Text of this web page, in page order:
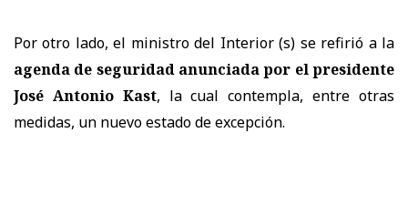
Por otro lado, el ministro del Interior (s) se refirió a la
agenda de seguridad anunciada por el presidente
José Antonio Kast, la cual contempla, entre otras
medidas, un nuevo estado de excepción.